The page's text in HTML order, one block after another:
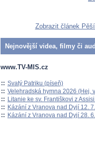
Zobrazit článek
Nejnovější videa, filmy či
www.TV-MIS.cz
:: Svatý Patriku (píseň)
:: Velehradská hymna 2026 (Hej,
:: Litanie ke sv. Františkovi z
:: Kázání z Vranova nad Dyjí 12.
:: Kázání z Vranova nad Dyjí 28.